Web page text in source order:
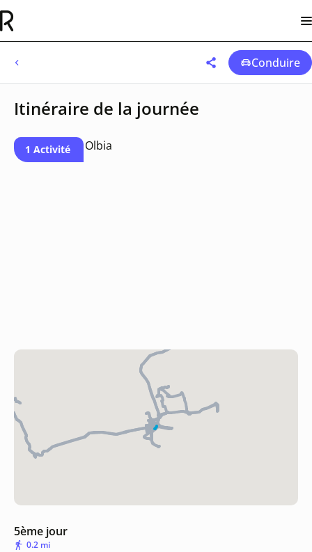
Conduire
Itinéraire de la journée
1 Activité
5ème jour
0.2 mi